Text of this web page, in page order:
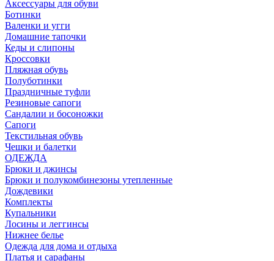
Аксессуары для обуви
Ботинки
Валенки и угги
Домашние тапочки
Кеды и слипоны
Кроссовки
Пляжная обувь
Полуботинки
Праздничные туфли
Резиновые сапоги
Сандалии и босоножки
Сапоги
Текстильная обувь
Чешки и балетки
ОДЕЖДА
Брюки и джинсы
Брюки и полукомбинезоны утепленные
Дождевики
Комплекты
Купальники
Лосины и леггинсы
Нижнее белье
Одежда для дома и отдыха
Платья и сарафаны